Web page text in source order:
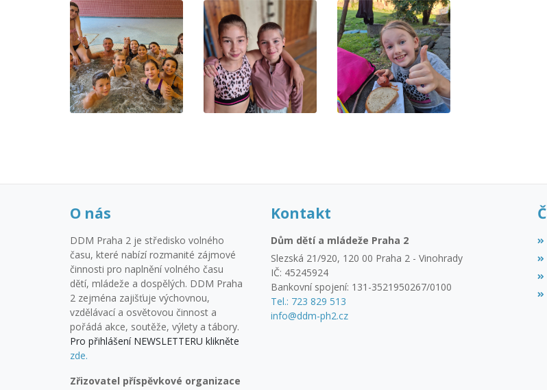
O nás
DDM Praha 2 je středisko volného
času, které nabízí rozmanité zájmové
činnosti pro naplnění volného času
dětí, mládeže a dospělých. DDM Praha
2 zejména zajišťuje výchovnou,
vzdělávací a osvětovou činnost a
pořádá akce, soutěže, výlety a tábory.
Pro přihlášení NEWSLETTERU klikněte
zde.
Zřizovatel příspěvkové organizace
Kontakt
Dům dětí a mládeže Praha 2
Slezská 21/920, 120 00 Praha 2 - Vinohrady
IČ: 45245924
Bankovní spojení: 131-3521950267/0100
Tel.: 723 829 513
info@ddm-ph2.cz